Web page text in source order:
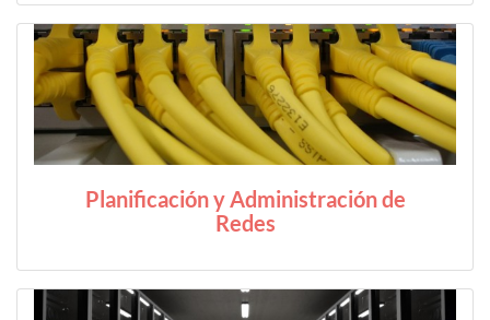
Planificación y Administración de
Redes